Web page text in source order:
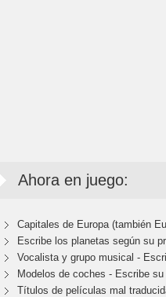
Ahora en juego:
Capitales de Europa (también
Escribe los planetas según su
Vocalista y grupo musical -
Modelos de coches - Escribe
Títulos de películas mal